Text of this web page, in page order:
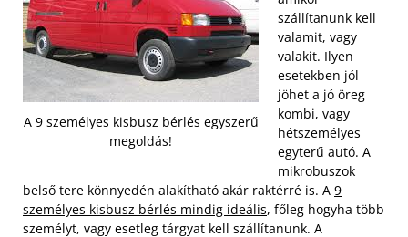
A 9 személyes kisbusz bérlés egyszerű
megoldás!
szállítanunk kell
valamit, vagy
valakit. Ilyen
esetekben jól
jöhet a jó öreg
kombi, vagy
hétszemélyes
egyterű autó. A
mikrobuszok
belső tere könnyedén alakítható akár raktérré is. A 9
személyes kisbusz bérlés mindig ideális, főleg hogyha több
személyt, vagy esetleg tárgyat kell szállítanunk. A